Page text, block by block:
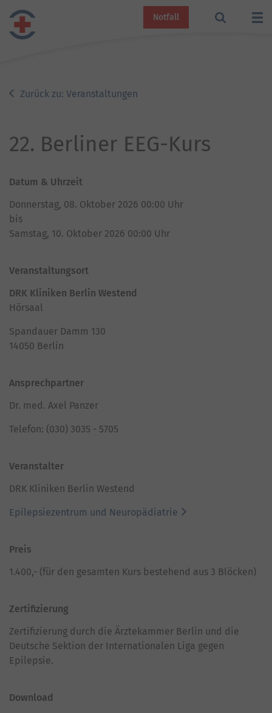
Notfall
Zurück zu: Veranstaltungen
22. Berliner EEG-Kurs
Datum & Uhrzeit
Donnerstag, 08. Oktober 2026 00:00 Uhr
bis
Samstag, 10. Oktober 2026 00:00 Uhr
Veranstaltungsort
DRK Kliniken Berlin Westend
Hörsaal
Spandauer Damm 130
14050 Berlin
Ansprechpartner
Dr. med. Axel Panzer
Telefon: (030) 3035 - 5705
Veranstalter
DRK Kliniken Berlin Westend
Epilepsiezentrum und Neuropädiatrie
Preis
1.400,- (für den gesamten Kurs bestehend aus 3 Blöcken)
Zertifizierung
Zertifizierung durch die Ärztekammer Berlin und die
Deutsche Sektion der Internationalen Liga gegen
Epilepsie.
Download